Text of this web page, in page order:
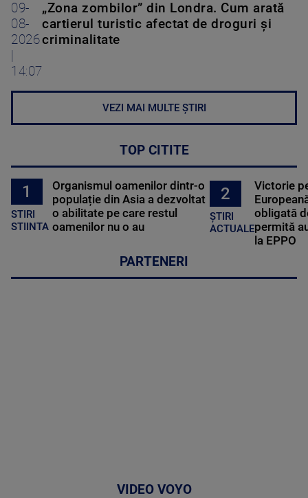
09-
08-
2026
14:07
„Zona zombilor” din Londra. Cum arată
cartierul turistic afectat de droguri și
criminalitate
VEZI MAI MULTE ȘTIRI
TOP CITITE
1
STIRI
STIINTA
Organismul oamenilor dintr-o
populație din Asia a dezvoltat
o abilitate pe care restul
oamenilor nu o au
2
ȘTIRI
ACTUALE
Victorie
obligată
permită
la EPPO
PARTENERI
VIDEO VOYO